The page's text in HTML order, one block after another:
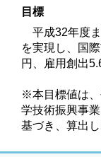
目標
平成32年度
を実現し、国
円、雇用創出
※本目標値は
学技術振興事
基づき、算出し